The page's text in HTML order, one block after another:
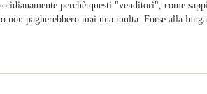
perchè questi "venditori", come
pagherebbero mai una multa. Forse alla